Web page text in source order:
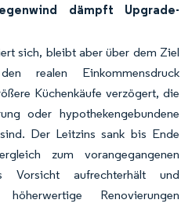
dämpft Upgrade-
sich, bleibt aber über dem Ziel
realen Einkommensdruck
Küchenkäufe verzögert, die
oder hypothekengebundene
Der Leitzins sank bis Ende
zum vorangegangenen
Vorsicht aufrechterhält und
Renovierungen